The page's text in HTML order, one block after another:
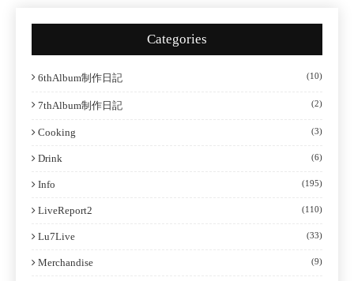
Categories
6thAlbum制作日記 (10)
7thAlbum制作日記 (2)
Cooking (3)
Drink (6)
Info (195)
LiveReport2 (110)
Lu7Live (33)
Merchandise (9)